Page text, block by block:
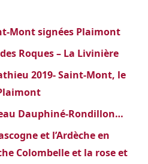
Mont signées Plaimont
Roques – La Livinière
2019- Saint-Mont, le
Dauphiné-Rondillon…
et l’Ardèche en
Colombelle et la rose et